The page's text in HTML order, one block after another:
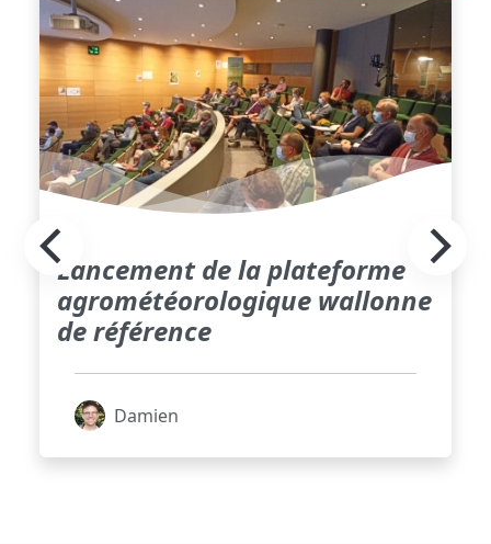
Lancement de la plateforme
agrométéorologique wallonne
de référence
Damien